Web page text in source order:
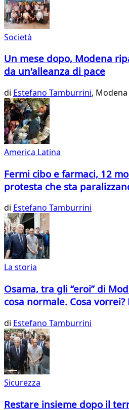
Società
Un mese dopo, Modena
da un'alleanza di pace
di Estefano Tamburrini, Modena
America Latina
Fermi cibo e farmaci, 12
protesta che sta
di Estefano Tamburrini
La storia
Osama, tra gli “eroi” di
cosa normale. Cosa
di Estefano Tamburrini
Sicurezza
Restare insieme dopo il